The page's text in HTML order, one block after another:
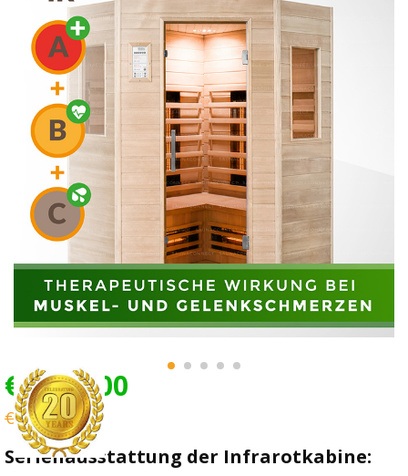
€1.749,00
€2.249,00
Serienausstattung der Infrarotkabine: